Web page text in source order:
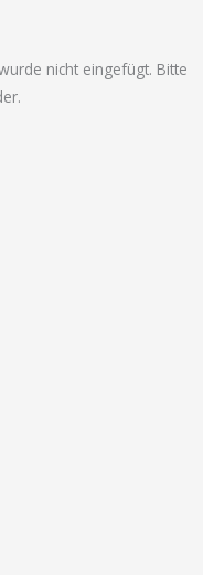
nicht eingefügt. Bitte